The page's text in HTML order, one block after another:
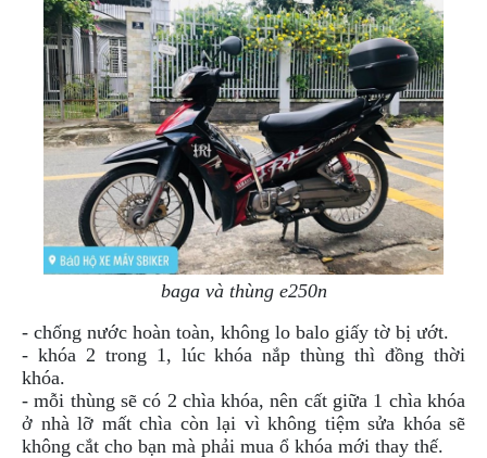
baga và thùng e250n
- chống nước hoàn toàn, không lo balo giấy tờ bị ướt.
- khóa 2 trong 1, lúc khóa nắp thùng thì đồng thời
khóa.
- mỗi thùng sẽ có 2 chìa khóa, nên cất giữa 1 chìa khóa
ở nhà lỡ mất chìa còn lại vì không tiệm sửa khóa sẽ
không cắt cho bạn mà phải mua ổ khóa mới thay thế.